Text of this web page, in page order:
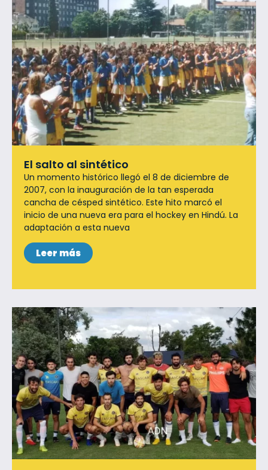
El salto al sintético
Un momento histórico llegó el 8 de diciembre de
2007, con la inauguración de la tan esperada
cancha de césped sintético. Este hito marcó el
inicio de una nueva era para el hockey en Hindú. La
adaptación a esta nueva
Leer más